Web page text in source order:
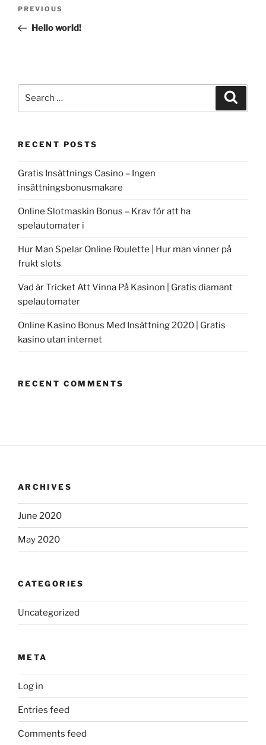
Previous
Post
PREVIOUS
Hello world!
RECENT POSTS
Gratis Insättnings Casino – Ingen
insättningsbonusmakare
Online Slotmaskin Bonus – Krav för att ha
spelautomater i
Hur Man Spelar Online Roulette | Hur man vinner på
frukt slots
Vad är Tricket Att Vinna På Kasinon | Gratis diamant
spelautomater
Online Kasino Bonus Med Insättning 2020 | Gratis
kasino utan internet
RECENT COMMENTS
ARCHIVES
June 2020
May 2020
CATEGORIES
Uncategorized
META
Log in
Entries feed
Comments feed